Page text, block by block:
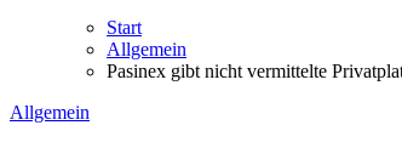
Start
Allgemein
Pasinex gibt nicht vermittelte
Allgemein